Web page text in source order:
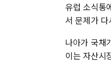
유럽 소식통
서 문제가
나아가 국채
이는 자산시